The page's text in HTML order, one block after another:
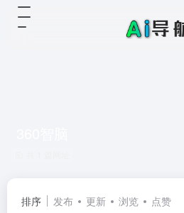
排序 发布 更新 浏览 点赞